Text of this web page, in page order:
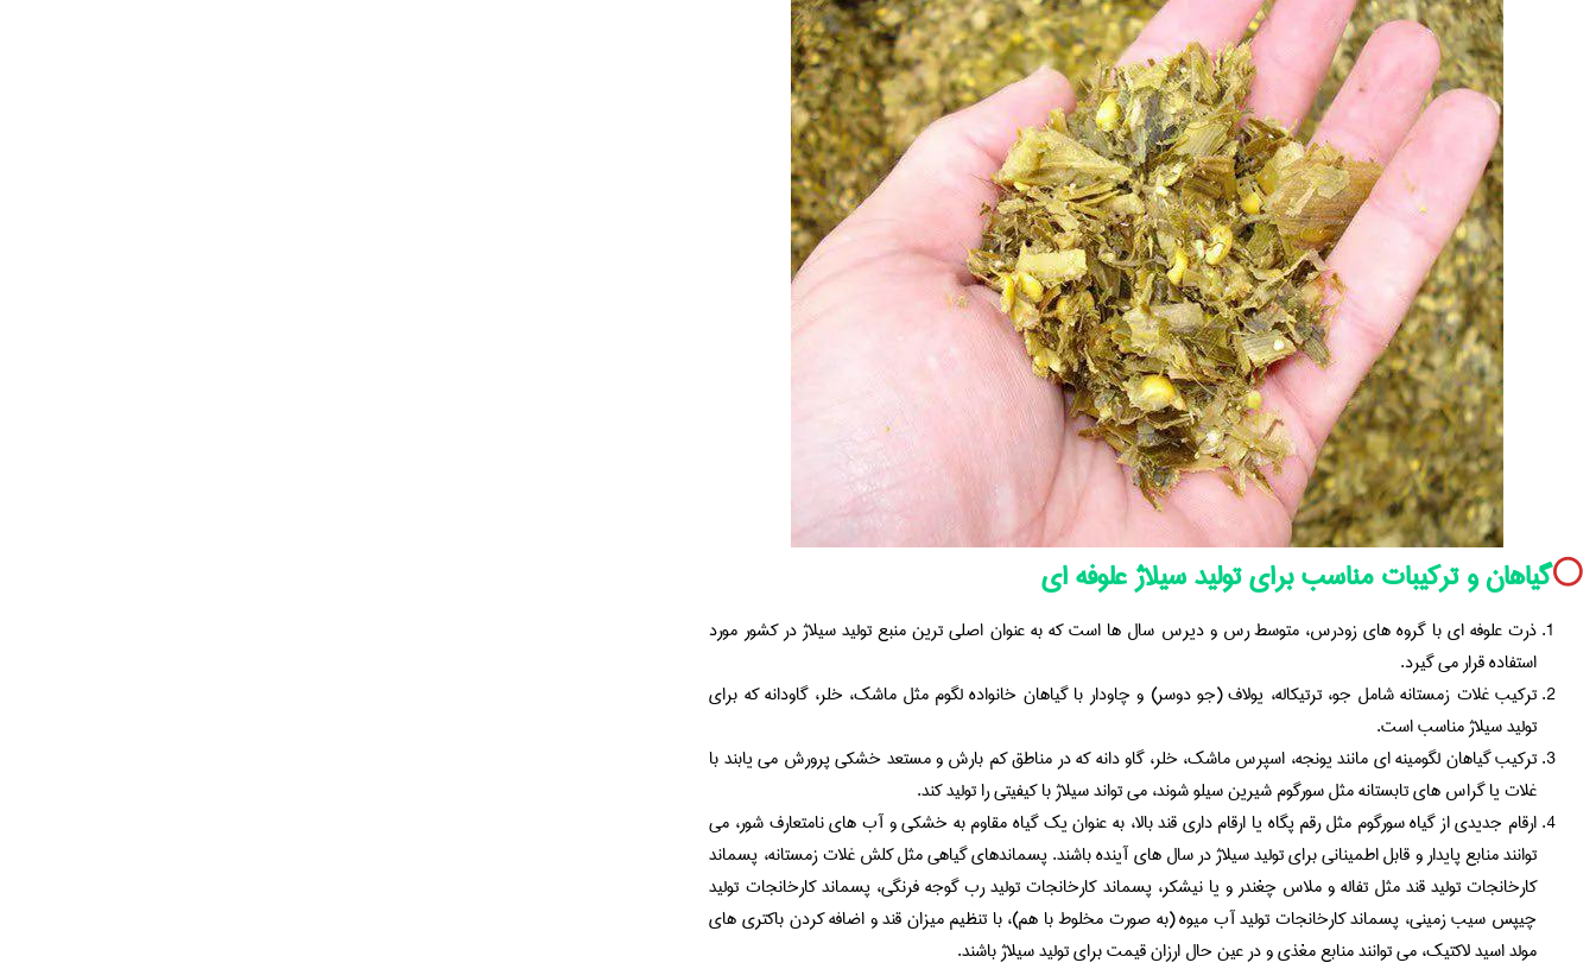
⚪️گیاهان و ترکیبات مناسب برای تولید سیلاژ علوفه ای
ذرت علوفه ای با گروه های زودرس، متوسط رس و دیرس سال ها است که به عنوان اصلی ترین منبع تولید سیلاژ در کشور مورد
استفاده قرار می گیرد.
ترکیب غلات زمستانه شامل جو، ترتیکاله، یولاف (جو دوسر) و چاودار با گیاهان خانواده لگوم مثل ماشک، خلر، گاودانه که برای
تولید سیلاژ مناسب است.
ترکیب گیاهان لگومینه ای مانند یونجه، اسپرس ماشک، خلر، گاو دانه که در مناطق کم بارش و مستعد خشکی پرورش می یابند با
غلات یا گراس های تابستانه مثل سورگوم شیرین سیلو شوند، می تواند سیلاژ با کیفیتی را تولید کند.
ارقام جدیدی از گیاه سورگوم مثل رقم پگاه یا ارقام داری قند بالا، به عنوان یک گیاه مقاوم به خشکی و آب های نامتعارف شور، می
توانند منابع پایدار و قابل اطمینانی برای تولید سیلاژ در سال های آینده باشند. پسماندهای گیاهی مثل کلش غلات زمستانه، پسماند
کارخانجات تولید قند مثل تفاله و ملاس چغندر و یا نیشکر، پسماند کارخانجات تولید رب گوجه فرنگی، پسماند کارخانجات تولید
چیپس سیب زمینی، پسماند کارخانجات تولید آب میوه (به صورت مخلوط با هم)، با تنظیم میزان قند و اضافه کردن باکتری های
مولد اسید لاکتیک، می توانند منابع مغذی و در عین حال ارزان قیمت برای تولید سیلاژ باشند.